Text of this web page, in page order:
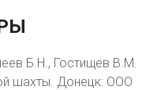
Б.Н., Гостищев В.М.
шахты. Донецк: ООО